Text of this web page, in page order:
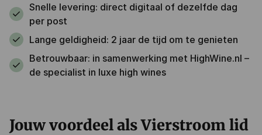
Snelle levering: direct digitaal of dezelfde dag
per post
Lange geldigheid: 2 jaar de tijd om te genieten
Betrouwbaar: in samenwerking met HighWine.nl –
de specialist in luxe high wines
Jouw voordeel als Vierstroom lid